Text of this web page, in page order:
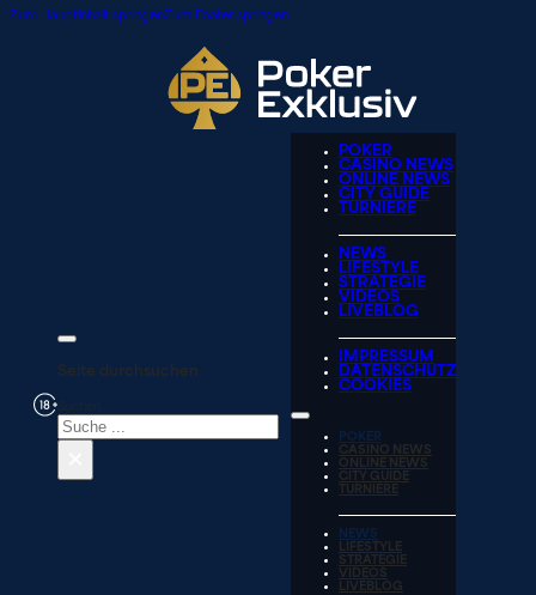
Zum Hauptinhalt springenZum Footer springen
Seite durchsuchen
POKER
CASINO NEWS
ONLINE NEWS
CITY GUIDE
TURNIERE
NEWS
LIFESTYLE
STRATEGIE
VIDEOS
LIVEBLOG
IMPRESSUM
DATENSCHUTZ
COOKIES
POKER
CASINO NEWS
ONLINE NEWS
CITY GUIDE
TURNIERE
NEWS
LIFESTYLE
STRATEGIE
VIDEOS
LIVEBLOG